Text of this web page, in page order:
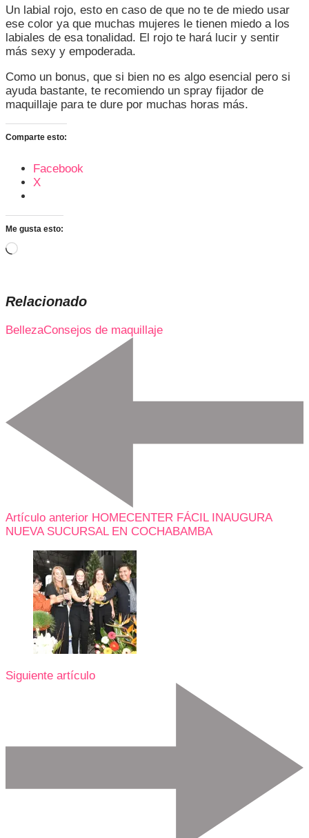
Un labial rojo, esto en caso de que no te de miedo usar
ese color ya que muchas mujeres le tienen miedo a los
labiales de esa tonalidad. El rojo te hará lucir y sentir
más sexy y empoderada.
Como un bonus, que si bien no es algo esencial pero si
ayuda bastante, te recomiendo un spray fijador de
maquillaje para te dure por muchas horas más.
Comparte esto:
Facebook
X
Me gusta esto:
Cargando...
Relacionado
BellezaConsejos de maquillaje
Artículo anterior HOMECENTER FÁCIL INAUGURA
NUEVA SUCURSAL EN COCHABAMBA
Siguiente artículo